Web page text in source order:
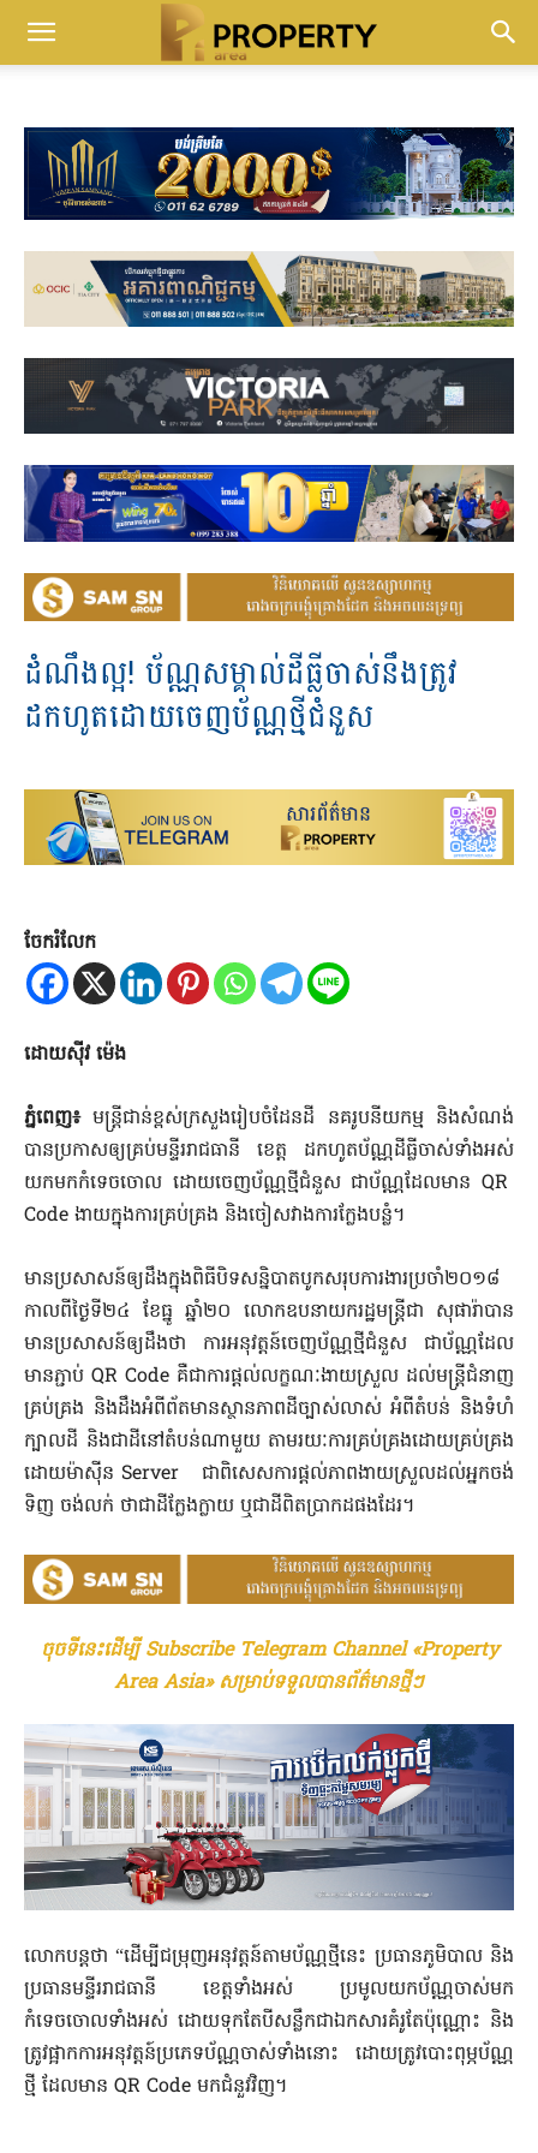
ដំណឹង​ល្អ! ប័ណ្ណ​សម្គាល់​ដីធ្លី​ចាស់​នឹងត្រូវ​
ដកហូត​ដោយ​ចេញ​ប័ណ្ណ​ថ្មី​ជំនួស
ចែករំលែក
ដោយ​ស៊ីវ ម៉េង
ភ្នំពេញ៖មន្ត្រីជាន់ខ្ពស់​ក្រសួង​រៀបចំ​ដែនដី នគរូបនីយកម្ម និង​សំណង់​
បានប្រកាស​ឲ្យ​គ្រប់​មន្ទីរ​រាជធានី ខេត្ត ដកហូត​ប័ណ្ណ​ដីធ្លី​ចាស់​ទាំងអស់​
យកមក​កំទេចចោល ដោយ​ចេញ​ប័ណ្ណ​ថ្មី​ជំនួស ជា​ប័ណ្ណ​ដែលមាន QR
Code ងាយ​ក្នុងការ​គ្រប់គ្រង និង​ចៀសវាង​ការ​ក្លែងបន្លំ។
មានប្រសាសន៍​ឲ្យ​ដឹង​ក្នុង​ពិធី​បិទ​សន្និបាត​បូកសរុប​ការងារ​ប្រចាំ២០១៨
កាលពី​ថ្ងៃទី២៤ ខែធ្នូ ឆ្នាំ២០ លោក​ឧបនាយករដ្ឋមន្ត្រី​ជា សុផារ៉ា​បាន​
មានប្រសាសន៍​ឲ្យ​ដឹងថា ការអនុវត្តន៍​ចេញ​ប័ណ្ណ​ថ្មី​ជំនួស ជា​ប័ណ្ណ​ដែល
មាន​ភ្ជាប់ QR Code គឺជា​ការផ្តល់​លក្ខណៈ​ងាយស្រួល ដល់​មន្ត្រី​ជំនាញ​
គ្រប់គ្រង និង​ដឹង​អំពី​ព័ត​មាន​ស្ថានភាព​ដី​ច្បាស់លាស់ អំពី​តំបន់ និង​ទំហំ​
ក្បាលដី និង​ជា​ដី​នៅ​តំបន់​ណាមួយ តាមរយៈ​ការគ្រប់គ្រង​ដោយ​គ្រប់គ្រង​
ដោយ​ម៉ាស៊ីន Server ជាពិសេស​ការផ្តល់​ភាពងាយស្រួល​ដល់​អ្នក​ច​ង់​
ទិញ ចង់​លក់ ថា​ជា​ដី​ក្លែងក្លាយ ឬ​ជា​ដី​ពិតប្រាកដ​ផងដែរ។
ចុចទីនេះដើម្បី Subscribe Telegram Channel «Property
Area Asia» សម្រាប់ទទួលបានព័ត៌មានថ្មីៗ
លោក​បន្តថា “ដើម្បី​ជម្រុញ​អនុវត្តន៍​តាម​ប័ណ្ណ​ថ្មី​នេះ ប្រធាន​ភូមិបាល និង​
ប្រធាន​មន្ទីរ​រាជធានី ខេត្ត​ទាំងអស់ ប្រមូលយក​ប័ណ្ណ​ចាស់​មក​
កំទេចចោល​ទាំងអស់ ដោយ​ទុក​តែ​បីសន្លឹក​ជា​ឯកសារ​គំរូ​តែប៉ុណ្ណោះ និង​
ត្រូវ​ផ្អាក​ការអនុវត្តន៍​ប្រភេទ​ប័ណ្ណ​ចាស់​ទាំងនោះ ដោយ​ត្រូវ​បោះ​ពុ​ម្ភ​ប័ណ្ណ​
ថ្មី ដែលមាន QR Code មក​ជំ​នួវ​វិញ។